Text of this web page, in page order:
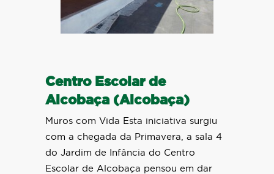
Centro Escolar de
Alcobaça (Alcobaça)
Muros com Vida Esta iniciativa surgiu
com a chegada da Primavera, a sala 4
do Jardim de Infância do Centro
Escolar de Alcobaça pensou em dar